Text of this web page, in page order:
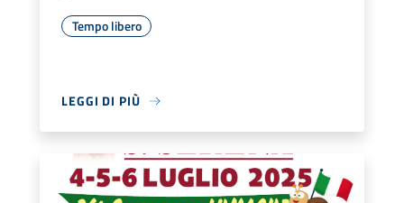
Tempo libero
LEGGI DI PIÙ